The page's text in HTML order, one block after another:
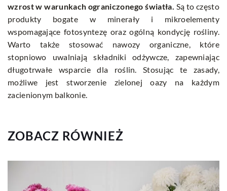
wzrost w warunkach ograniczonego światła. Są to często
produkty bogate w minerały i mikroelementy
wspomagające fotosyntezę oraz ogólną kondycję rośliny.
Warto także stosować nawozy organiczne, które
stopniowo uwalniają składniki odżywcze, zapewniając
długotrwałe wsparcie dla roślin. Stosując te zasady,
możliwe jest stworzenie zielonej oazy na każdym
zacienionym balkonie.
ZOBACZ RÓWNIEŻ